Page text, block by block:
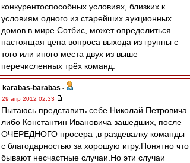
конкурентоспособных условиях, близких к
условиям одного из старейших аукционных
домов в мире Сотбис, может определиться
настоящая цена вопроса выхода из группы с
того или иного места двух из выше
перечисленных трёх команд.
karabas-barabas -
29 апр 2012 02:33
Пытаюсь представить себе Николай Петровича
либо Константин Ивановича зашедших, после
ОЧЕРЕДНОГО просера ,в раздевалку команды
с благодарностью за хорошую игру.Понятно что
бывают несчастные случаи.Но эти случаи